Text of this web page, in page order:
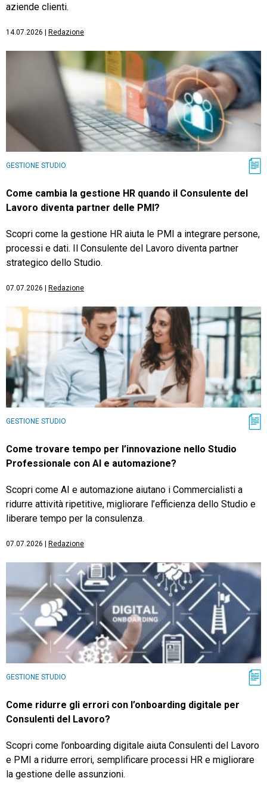
aziende clienti.
14.07.2026 Redazione
GESTIONE STUDIO
Come cambia la gestione HR quando il Consulente del
Lavoro diventa partner delle PMI?
Scopri come la gestione HR aiuta le PMI a integrare persone,
processi e dati. Il Consulente del Lavoro diventa partner
strategico dello Studio.
07.07.2026 Redazione
GESTIONE STUDIO
Come trovare tempo per l’innovazione nello Studio
Professionale con AI e automazione?
Scopri come AI e automazione aiutano i Commercialisti a
ridurre attività ripetitive, migliorare l’efficienza dello Studio e
liberare tempo per la consulenza.
07.07.2026 Redazione
GESTIONE STUDIO
Come ridurre gli errori con l’onboarding digitale per
Consulenti del Lavoro?
Scopri come l’onboarding digitale aiuta Consulenti del Lavoro
e PMI a ridurre errori, semplificare processi HR e migliorare
la gestione delle assunzioni.